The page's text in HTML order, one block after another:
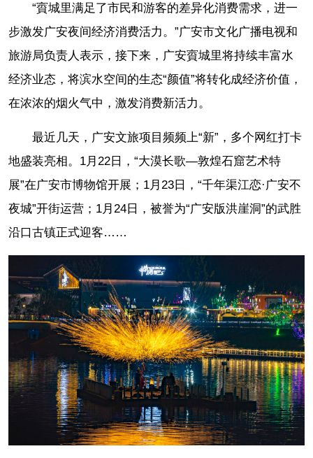
“賨城里满足了市民和游客的差异化消费需求，进一
步激发广安夜间经济消费活力。”广安市文化广播电视和
旅游局负责人表示，接下来，广安賨城里将持续丰富水
经济业态，将滨水空间的生态“颜值”将转化成经济价值，
在浓浓的烟火气中，激发消费新活力。
最近几天，广安文旅项目频频上“新”，多个网红打卡
地盛装亮相。1月22日，“大漠长歌—敦煌石窟艺术特
展”在广安市博物馆开展；1月23日，“千年渠江恋·广安不
夜城”开街运营；1月24日，被誉为“广安版洪崖洞”的武胜
沿口古镇正式迎客……